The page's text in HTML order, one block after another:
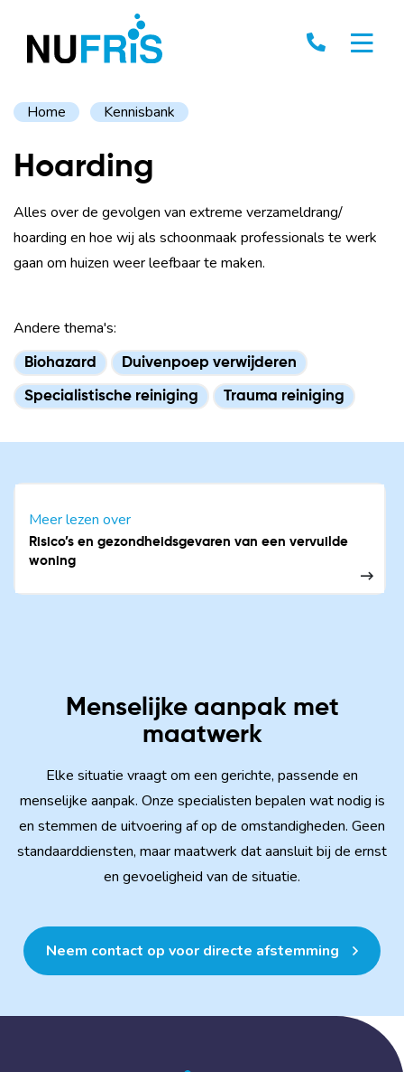
Home Kennisbank
Hoarding
Alles over de gevolgen van extreme verzameldrang/
hoarding en hoe wij als schoonmaak professionals te werk
gaan om huizen weer leefbaar te maken.
Andere thema's:
Biohazard Duivenpoep verwijderen
Specialistische reiniging Trauma reiniging
Meer lezen over
Risico’s en gezondheidsgevaren van een vervuilde
woning
Menselijke aanpak met
maatwerk
Elke situatie vraagt om een gerichte, passende en
menselijke aanpak. Onze specialisten bepalen wat nodig is
en stemmen de uitvoering af op de omstandigheden. Geen
standaarddiensten, maar maatwerk dat aansluit bij de ernst
en gevoeligheid van de situatie.
Neem contact op voor directe afstemming